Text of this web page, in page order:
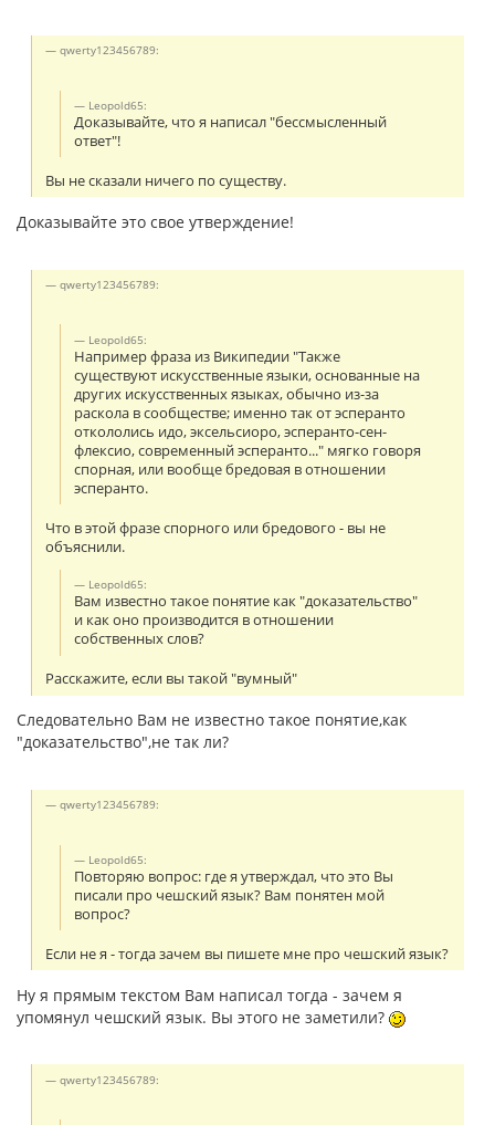
qwerty123456789:
Leopold65:
Доказывайте, что я написал "бессмысленный
ответ"!
Вы не сказали ничего по существу.
Доказывайте это свое утверждение!
qwerty123456789:
Leopold65:
Например фраза из Википедии "Также
существуют искусственные языки, основанные на
других искусственных языках, обычно из-за
раскола в сообществе; именно так от эсперанто
откололись идо, эксельсиоро, эсперанто-сен-
флексио, современный эсперанто..." мягко говоря
спорная, или вообще бредовая в отношении
эсперанто.
Что в этой фразе спорного или бредового - вы не
объяснили.
Leopold65:
Вам известно такое понятие как "доказательство"
и как оно производится в отношении
собственных слов?
Расскажите, если вы такой "вумный"
Следовательно Вам не известно такое понятие,как
"доказательство",не так ли?
qwerty123456789:
Leopold65:
Повторяю вопрос: где я утверждал, что это Вы
писали про чешский язык? Вам понятен мой
вопрос?
Если не я - тогда зачем вы пишете мне про чешский язык?
Ну я прямым текстом Вам написал тогда - зачем я
упомянул чешский язык. Вы этого не заметили?
qwerty123456789: